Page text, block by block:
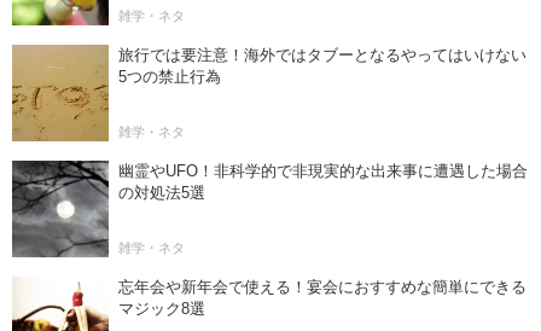
雑学・ネタ
旅行では要注意！海外ではタブーとなるやってはいけない
5つの禁止行為
雑学・ネタ
幽霊やUFO！非科学的で非現実的な出来事に遭遇した場合
の対処法5選
雑学・ネタ
忘年会や新年会で使える！宴会におすすめな簡単にできる
マジック8選